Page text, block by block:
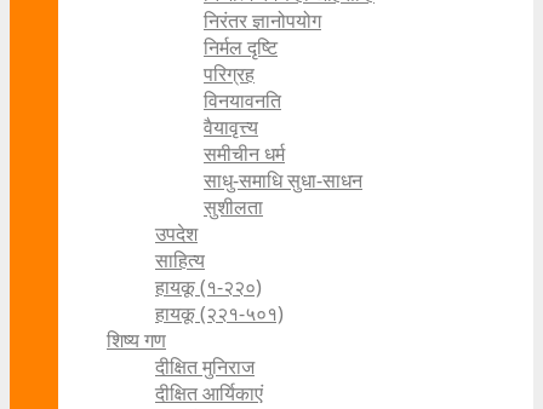
निरंतर ज्ञानोपयोग
निर्मल दृष्टि
परिग्रह
विनयावनति
वैयावृत्त्य
समीचीन धर्म
साधु-समाधि सुधा-साधन
सुशीलता
उपदेश
साहित्य
हायकू (१‍-२२०)
हायकू (२२१-५०१)
शिष्य गण
दीक्षित मुनिराज
दीक्षित आर्यिकाएं